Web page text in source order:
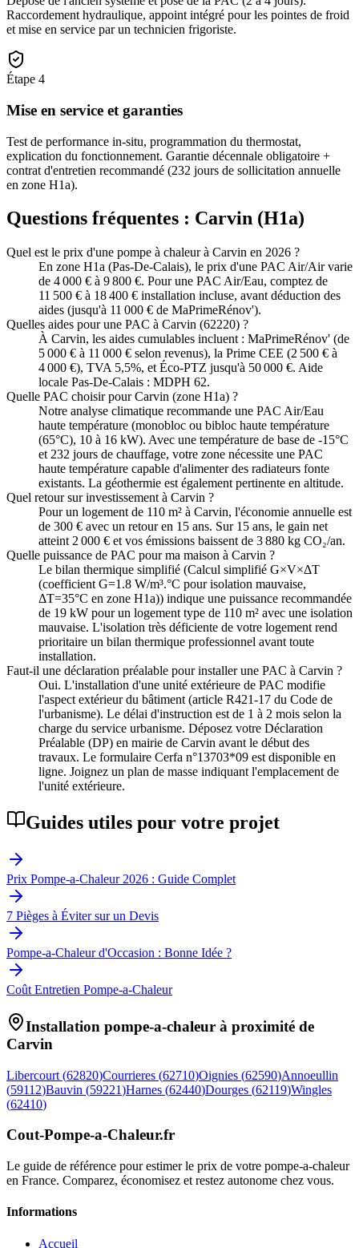
Raccordement hydraulique, appoint intégré pour les pointes de froid
et mise en service par un technicien frigoriste.
Étape 4
Mise en service et garanties
Test de performance in-situ, programmation du thermostat,
explication du fonctionnement. Garantie décennale obligatoire +
contrat d'entretien recommandé (232 jours de sollicitation annuelle
en zone H1a).
Questions fréquentes : Carvin (H1a)
Quel est le prix d'une pompe à chaleur à Carvin en 2026 ?
En zone H1a (Pas-De-Calais), le prix d'une PAC Air/Air varie
de 4 000 € à 9 800 €. Pour une PAC Air/Eau, comptez de
11 500 € à 18 400 € installation incluse, avant déduction des
aides (jusqu'à 11 000 € de MaPrimeRénov').
Quelles aides pour une PAC à Carvin (62220) ?
À Carvin, les aides cumulables incluent : MaPrimeRénov' (de
5 000 € à 11 000 € selon revenus), la Prime CEE (2 500 € à
4 000 €), TVA 5,5%, et Éco-PTZ jusqu'à 50 000 €. Aide
locale Pas-De-Calais : MDPH 62.
Quelle PAC choisir pour Carvin (zone H1a) ?
Notre analyse climatique recommande une PAC Air/Eau
haute température (monobloc ou bibloc haute température
(65°C), 10 à 16 kW). Avec une température de base de -15°C
et 232 jours de chauffage, votre zone nécessite une PAC
haute température capable d'alimenter des radiateurs fonte
existants. La géothermie est également pertinente en altitude.
Quel retour sur investissement à Carvin ?
Pour un logement de 110 m² à Carvin, l'économie annuelle est
de 300 € avec un retour en 15 ans. Sur 15 ans, le gain net
atteint 2 000 € et vos émissions baissent de 3 880 kg CO₂/an.
Quelle puissance de PAC pour ma maison à Carvin ?
Le bilan thermique simplifié (Calcul simplifié G×V×ΔT
(coefficient G=1.8 W/m³.°C pour isolation mauvaise,
ΔT=35°C en zone H1a)) indique une puissance recommandée
de 19 kW pour un logement type de 110 m² avec une isolation
mauvaise. L'isolation très déficiente de votre logement rend
prioritaire un bilan thermique professionnel avant toute
installation.
Faut-il une déclaration préalable pour installer une PAC à Carvin ?
Oui. L'installation d'une unité extérieure de PAC modifie
l'aspect extérieur du bâtiment (article R421-17 du Code de
l'urbanisme). Le délai d'instruction est de 1 à 2 mois selon la
charge du service urbanisme. Déposez votre Déclaration
Préalable (DP) en mairie de Carvin avant le début des
travaux. Le formulaire Cerfa n°13703*09 est disponible en
ligne. Joignez un plan de masse indiquant l'emplacement de
l'unité extérieure.
Guides utiles pour votre projet
Prix Pompe-a-Chaleur 2026 : Guide Complet
7 Pièges à Éviter sur un Devis
Pompe-a-Chaleur d'Occasion : Bonne Idée ?
Coût Entretien Pompe-a-Chaleur
Installation pompe-a-chaleur à proximité de
Carvin
Libercourt (62820)Courrieres (62710)Oignies (62590)Annoeullin
(59112)Bauvin (59221)Harnes (62440)Dourges (62119)Wingles
(62410)
Cout-Pompe-a-Chaleur.fr
Le guide de référence pour estimer le prix de votre pompe-a-chaleur
en France. Comparez, économisez et restez autonome chez vous.
Informations
Accueil